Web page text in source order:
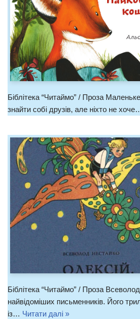
Біблітека “Читаймо” / Проза
знайти собі друзів, але ніхто не
Біблітека “Читаймо” / Проза
найвідоміших письменників. Його
із… Читати далі »